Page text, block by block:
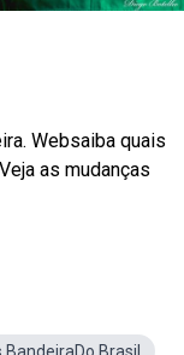
Websaiba quais
as mudanças